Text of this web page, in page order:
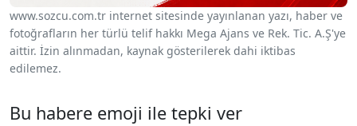
www.sozcu.com.tr internet sitesinde yayınlanan yazı, haber ve
fotoğrafların her türlü telif hakkı Mega Ajans ve Rek. Tic. A.Ş'ye
aittir. İzin alınmadan, kaynak gösterilerek dahi iktibas
edilemez.
Bu habere emoji ile tepki ver